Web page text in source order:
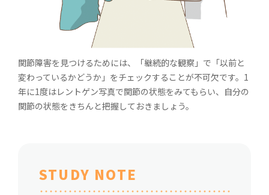
関節障害を見つけるためには、「継続的な観察」で「以前と
変わっているかどうか」をチェックすることが不可欠です。1
年に1度はレントゲン写真で関節の状態をみてもらい、自分の
関節の状態をきちんと把握しておきましょう。
STUDY NOTE